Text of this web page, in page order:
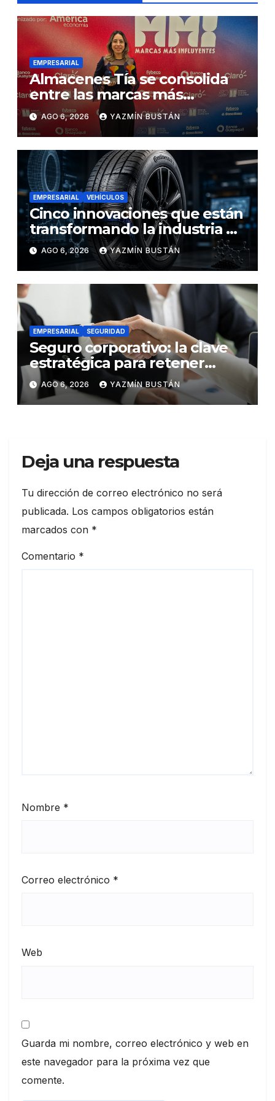
EMPRESARIAL
Almacenes Tía se consolida
entre las marcas más
influyentes del Ecuador
AGO 6, 2026 YAZMÍN BUSTÁN
EMPRESARIAL VEHÍCULOS
Cinco innovaciones que están
transformando la industria de
los neumáticos y redefinen el
futuro de la movilidad
AGO 6, 2026 YAZMÍN BUSTÁN
EMPRESARIAL SEGURIDAD
Seguro corporativo: la clave
estratégica para retener
talento en Ecuador
AGO 6, 2026 YAZMÍN BUSTÁN
Deja una respuesta
Tu dirección de correo electrónico no será
publicada. Los campos obligatorios están
marcados con *
Comentario *
Nombre *
Correo electrónico *
Web
Guarda mi nombre, correo electrónico y web en
este navegador para la próxima vez que
comente.